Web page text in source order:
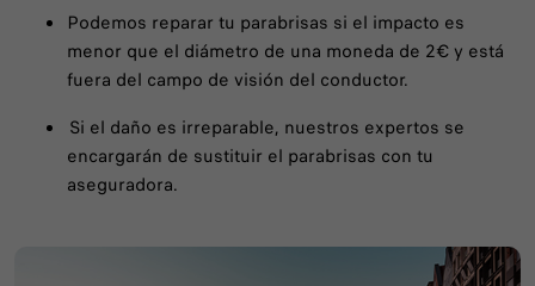
Podemos reparar tu parabrisas si el impacto es
menor que el diámetro de una moneda de 2€ y está
fuera del campo de visión del conductor.
Si el daño es irreparable, nuestros expertos se
encargarán de sustituir el parabrisas con tu
aseguradora.